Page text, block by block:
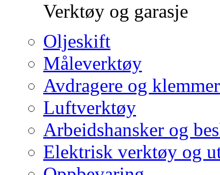
Verktøy og garasje
Oljeskift
Måleverktøy
Avdragere og klemmer
Luftverktøy
Arbeidshansker og
Elektrisk verktøy og